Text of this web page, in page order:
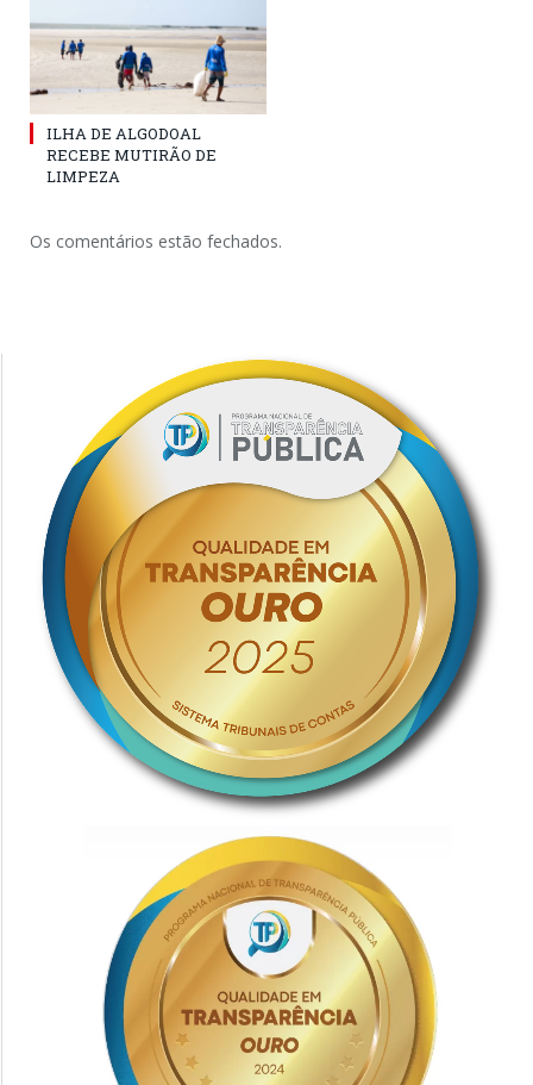
ILHA DE ALGODOAL
RECEBE MUTIRÃO DE
LIMPEZA
Os comentários estão fechados.